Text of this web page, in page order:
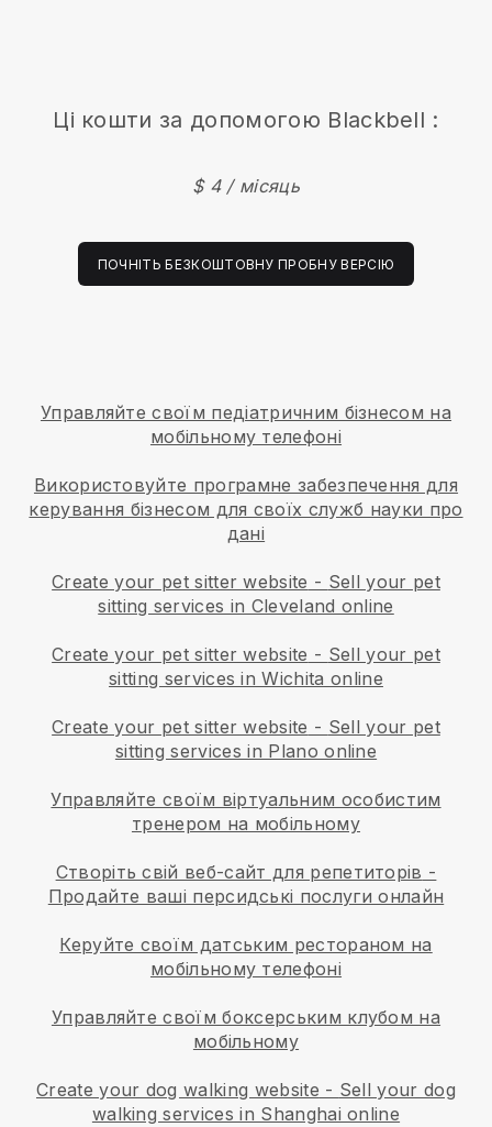
Ці кошти за допомогою Blackbell :
$ 4 / місяць
ПОЧНІТЬ БЕЗКОШТОВНУ ПРОБНУ ВЕРСІЮ
Управляйте своїм педіатричним бізнесом на
мобільному телефоні
Використовуйте програмне забезпечення для
керування бізнесом для своїх служб науки про
дані
Create your pet sitter website - Sell your pet
sitting services in Cleveland online
Create your pet sitter website - Sell your pet
sitting services in Wichita online
Create your pet sitter website - Sell your pet
sitting services in Plano online
Управляйте своїм віртуальним особистим
тренером на мобільному
Створіть свій веб-сайт для репетиторів -
Продайте ваші персидські послуги онлайн
Керуйте своїм датським рестораном на
мобільному телефоні
Управляйте своїм боксерським клубом на
мобільному
Create your dog walking website - Sell your dog
walking services in Shanghai online